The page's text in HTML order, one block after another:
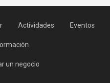
Actividades Eventos
un negocio